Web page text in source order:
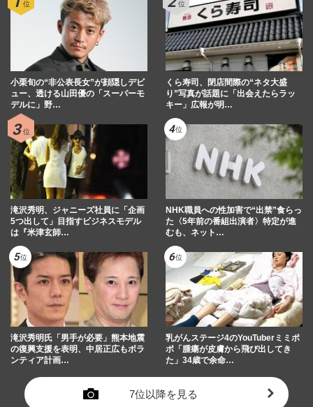
小栗旬の“非公表長女”が顔隠しデビ
ュー、透ける山田優の「スーパーモ
デルに」野…
くら寿司、閉店間際の“ネタ大盛
り”写真が話題に「出会えたらラッ
キー」広報が明…
滝沢秀明、ジャニーズ社員に「企画
5つ出して」目指すビジネスモデル
は『米津玄師…
NHK職員への性加害で“出禁”食らっ
た〈5年前の番組出演者〉特定が進
むも、ネット…
滝沢秀明氏「男手が必要」熊本地震
の復興支援を表明、中居正広もボラ
ンティア計画…
乳がんステージ4のYouTuberミミポ
ポ「腫瘍が皮膚から飛び出してき
た」34歳で余命…
7位以降を見る